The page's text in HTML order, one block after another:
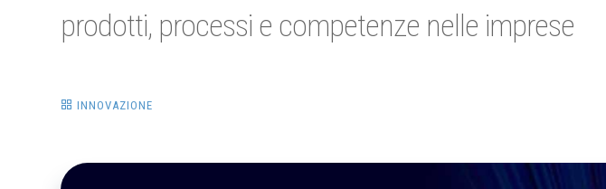
prodotti, processi e competenze nelle imprese
INNOVAZIONE